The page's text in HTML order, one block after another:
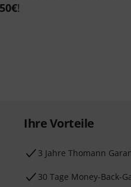
50€!
Ihre Vorteile
3 Jahre Thomann
30 Tage Money-Back-